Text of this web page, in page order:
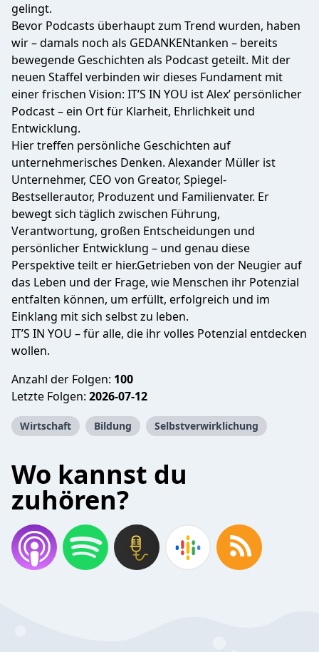
gelingt.
Bevor Podcasts überhaupt zum Trend wurden, haben
wir – damals noch als GEDANKENtanken – bereits
bewegende Geschichten als Podcast geteilt. Mit der
neuen Staffel verbinden wir dieses Fundament mit
einer frischen Vision: IT’S IN YOU ist Alex’ persönlicher
Podcast – ein Ort für Klarheit, Ehrlichkeit und
Entwicklung.
Hier treffen persönliche Geschichten auf
unternehmerisches Denken. Alexander Müller ist
Unternehmer, CEO von Greator, Spiegel-
Bestsellerautor, Produzent und Familienvater. Er
bewegt sich täglich zwischen Führung,
Verantwortung, großen Entscheidungen und
persönlicher Entwicklung – und genau diese
Perspektive teilt er hier.Getrieben von der Neugier auf
das Leben und der Frage, wie Menschen ihr Potenzial
entfalten können, um erfüllt, erfolgreich und im
Einklang mit sich selbst zu leben.
IT’S IN YOU – für alle, die ihr volles Potenzial entdecken
wollen.
Anzahl der Folgen: 100
Letzte Folgen: 2026-07-12
Wirtschaft Bildung Selbstverwirklichung
Wo kannst du
zuhören?